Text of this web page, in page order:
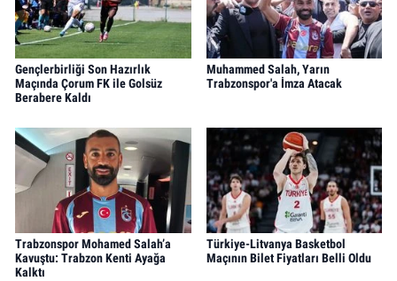
Gençlerbirliği Son Hazırlık
Maçında Çorum FK ile Golsüz
Berabere Kaldı
Muhammed Salah, Yarın
Trabzonspor'a İmza Atacak
Trabzonspor Mohamed Salah’a
Kavuştu: Trabzon Kenti Ayağa
Kalktı
Türkiye-Litvanya Basketbol
Maçının Bilet Fiyatları Belli Oldu